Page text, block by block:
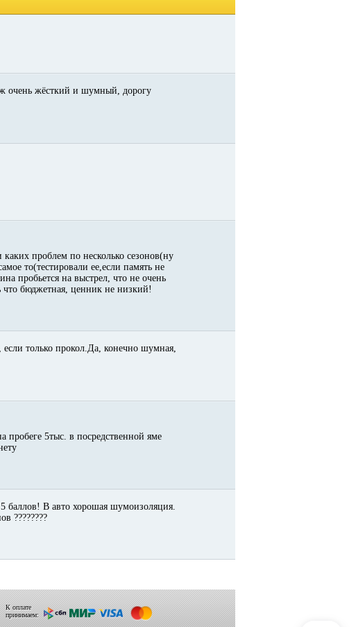
очень жёсткий и шумный, дорогу
проблем по несколько сезонов(ну
то(тестировали ее,если память не
пробьется на выстрел, что не очень
что бюджетная, ценник не низкий!
только прокол.Да, конечно шумная,
пробеге 5тыс. в посредственной яме
баллов! В авто хорошая шумоизоляция.
????????
К оплате
принимаем: